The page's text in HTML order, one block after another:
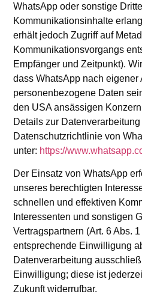
WhatsApp oder sonstige
Kommunikationsinhalte
erhält jedoch Zugriff auf
Kommunikationsvorgangs
Empfänger und Zeitpunkt).
dass WhatsApp nach eigener
personenbezogene Daten
den USA ansässigen
Details zur
Datenschutzrichtlinie von
unter: https://
Der Einsatz von WhatsApp
unseres berechtigten
schnellen und effektiven
Interessenten und sonstigen
Vertragspartnern (Art. 6 Abs.
entsprechende Einwilligung
Datenverarbeitung
Einwilligung; diese ist
Zukunft widerrufbar.